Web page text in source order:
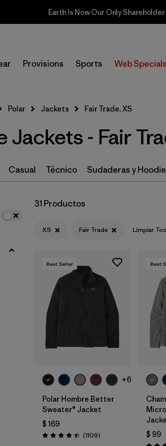
Sale — Up to 40% Off Past-Season Clothing
Provisions Sports Web Specials
Selecciona una tienda
XS
(31)
M (31)
(31)
(31)
Made without PFCs/PFAS (19)
Breathable (12)
Hooded (11)
Polar Jackets Fair Trade, XS
Jackets - Fair
Casual Técnico Sudaderas y
31 Productos
XS Fair Trade Limpiar
Best Seller
+6
Polar Hombre Better
Sweater® Jacket
$ 169
Valoración: 4.4 / 5
(1109Comentarios
)
Best
$ 99